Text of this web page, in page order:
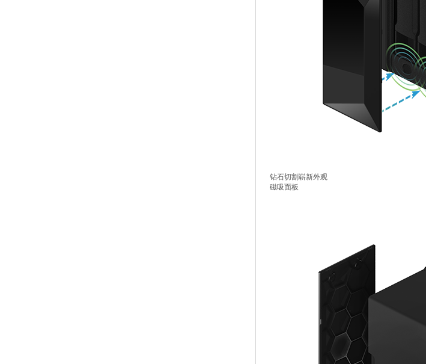
钻石切割崭新外观
磁吸面板